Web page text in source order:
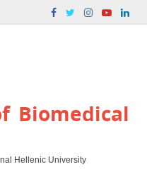
Biomedical
Hellenic University